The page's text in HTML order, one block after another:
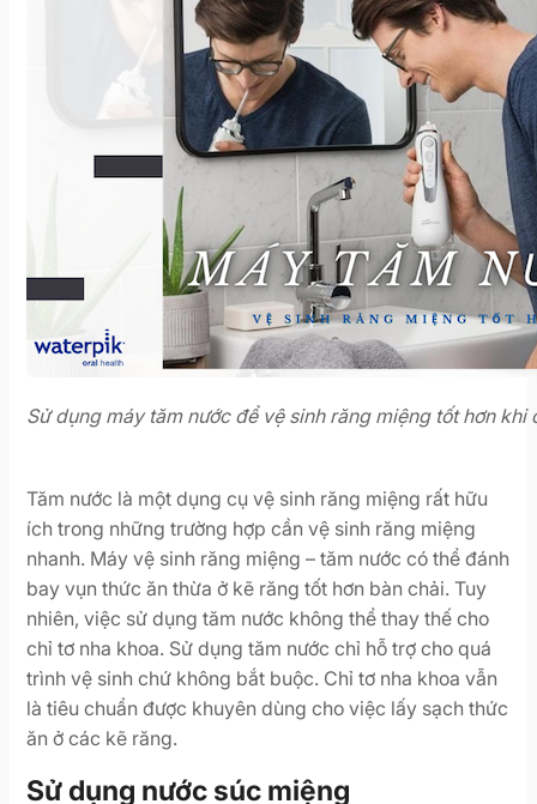
Sử dụng máy tăm nước để vệ sinh răng miệng tốt hơn khi
Tăm nước là một dụng cụ vệ sinh răng miệng rất hữu
ích trong những trường hợp cần vệ sinh răng miệng
nhanh. Máy vệ sinh răng miệng – tăm nước có thể đánh
bay vụn thức ăn thừa ở kẽ răng tốt hơn bàn chải. Tuy
nhiên, việc sử dụng tăm nước không thể thay thế cho
chỉ tơ nha khoa. Sử dụng tăm nước chỉ hỗ trợ cho quá
trình vệ sinh chứ không bắt buộc. Chỉ tơ nha khoa vẫn
là tiêu chuẩn được khuyên dùng cho việc lấy sạch thức
ăn ở các kẽ răng.
Sử dụng nước súc miệng